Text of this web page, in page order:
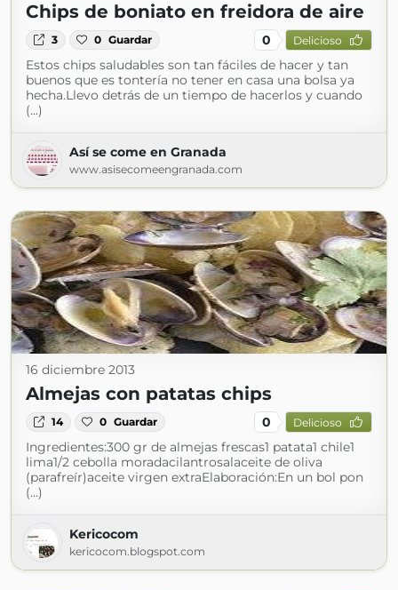
Chips de boniato en freidora de aire
3 0 Guardar 0 Delicioso
Estos chips saludables son tan fáciles de hacer y tan
buenos que es tontería no tener en casa una bolsa ya
hecha.Llevo detrás de un tiempo de hacerlos y cuando
(...)
Así se come en Granada
www.asisecomeengranada.com
16 diciembre 2013
Almejas con patatas chips
14 0 Guardar 0 Delicioso
Ingredientes:300 gr de almejas frescas1 patata1 chile1
lima1/2 cebolla moradacilantrosalaceite de oliva
(parafreír)aceite virgen extraElaboración:En un bol pon
(...)
Kericocom
kericocom.blogspot.com